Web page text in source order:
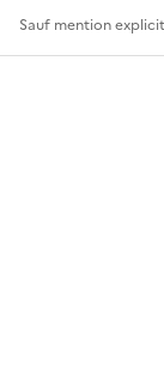
Sauf mention